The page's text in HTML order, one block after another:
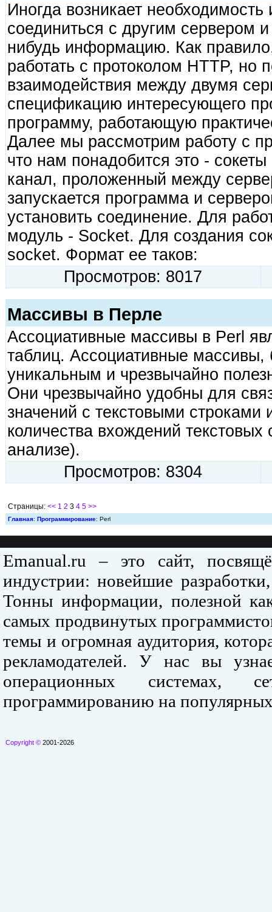
Иногда возникает
соединиться с другим сервером
нибудь информацию. Как
работать с протоколом HTTP, но
взаимодействия между двумя
спецификацию интересующего
программу, работающую
Далее мы рассмотрим работу с
что нам понадобится это -
канал, проложенный между
запускается программа и
установить соединение. Для
модуль - Socket. Для создания
socket. Формат ее таков:
Просмотров: 8017
Массивы в Перле
Ассоциативные массивы в Perl
таблиц. Ассоциативные массивы,
уникальным и чрезвычайно
Они чрезвычайно удобны для
значений с текстовыми строками
количества вхождений текстовых
анализе).
Просмотров: 8304
Страницы: << 1 2 3 4 5 >>
Главная: Программирование: Perl
Emanual.ru – это сайт,
индустрии: новейшие
Тонны информации, полезной
самых продвинутых
темы и огромная аудитория,
рекламодателей. У нас вы
операционных системах,
программированию на
Copyright © 2001-2026